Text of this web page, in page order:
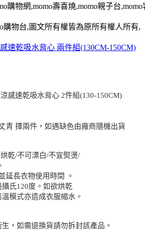
購物網,momo壽喜燒,momo親子台
購物台,圖文所有權皆為原所有權人所有,
速乾吸水背心 兩件組(130CM-150CM)
感速乾吸水背心 2件組(130-150CM)
青 擇兩件，如遇缺色由廠商隨機出貨
乾/不可漂白/不宜熨燙/
延長衣物使用時間 。
氏120度。如欲烘乾
模式亦造成衣服縮水。
，如需退換貨請勿拆封該產品。